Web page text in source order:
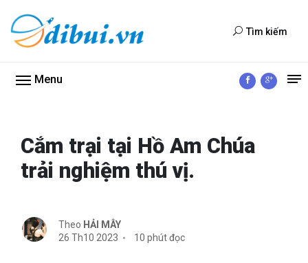
Tìm kiếm
Menu
Cắm trại tại Hồ Am Chúa
trải nghiệm thú vị.
Theo HẢI MÂY
26 Th10 2023
10 phút đọc